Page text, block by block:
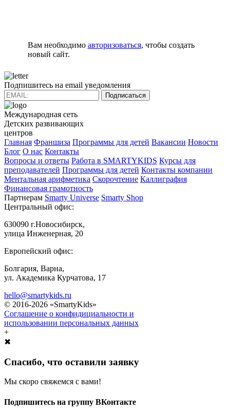
Вам необходимо авторизоваться, чтобы создать
новый сайт.
Подпишитесь на email уведомления
Подписаться
Международная сеть
Детских развивающих
центров
Главная Франшиза Программы для детей Вакансии Новости
Блог О нас Контакты
Вопросы и ответы Работа в SMARTYKIDS Курсы для
преподавателей Программы для детей Контакты компании
Ментальная арифметика Скорочтение Каллиграфия
Финансовая грамотность
Партнерам Smarty Universe Smarty Shop
Центральный офис:
630090 г.Новосибирск,
улица Инженерная, 20
Европейский офис:
Болгария, Варна,
ул. Академика Курчатова, 17
hello@smartykids.ru
© 2016-2026 «SmartyKids»
Соглашение о конфидициальности и
использовании персональных данных
+
✖
Спасибо, что оставили заявку
Мы скоро свяжемся с вами!
Подпишитесь на группу ВКонтакте